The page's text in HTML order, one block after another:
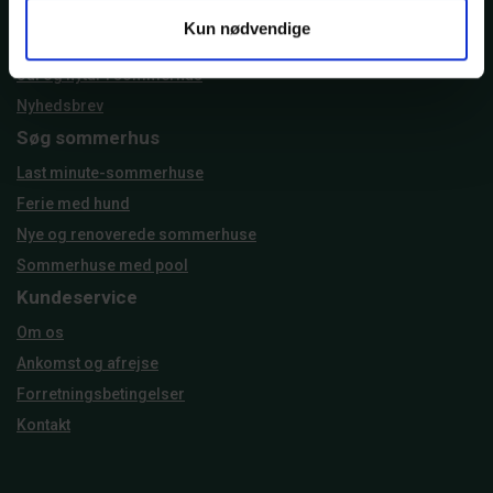
Kun nødvendige
Jul og nytår i sommerhus
Nyhedsbrev
Søg sommerhus
Last minute-sommerhuse
Ferie med hund
Nye og renoverede sommerhuse
Sommerhuse med pool
Kundeservice
Om os
Ankomst og afrejse
Forretningsbetingelser
Kontakt